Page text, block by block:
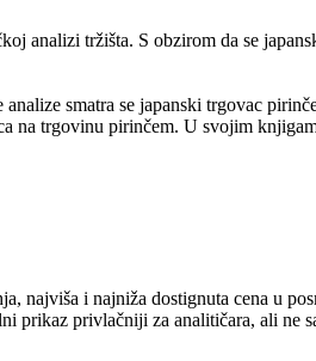
analizi tržišta. S obzirom da se
smatra se japanski trgovac
trgovinu pirinčem. U svojim
najviša i najniža dostignuta cena u
prikaz privlačniji za analitičara, ali